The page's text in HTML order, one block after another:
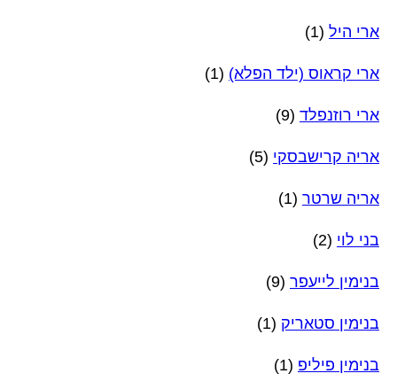
ארי היל (1)
ארי קראוס (ילד הפלא) (1)
ארי רוזנפלד (9)
אריה קרישבסקי (5)
אריה שרטר (1)
בני לוי (2)
בנימין לייעפר (9)
בנימין סטאריק (1)
בנימין פיליפ (1)